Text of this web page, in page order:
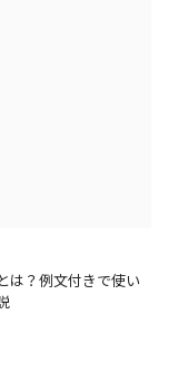
は？例文付きで使い